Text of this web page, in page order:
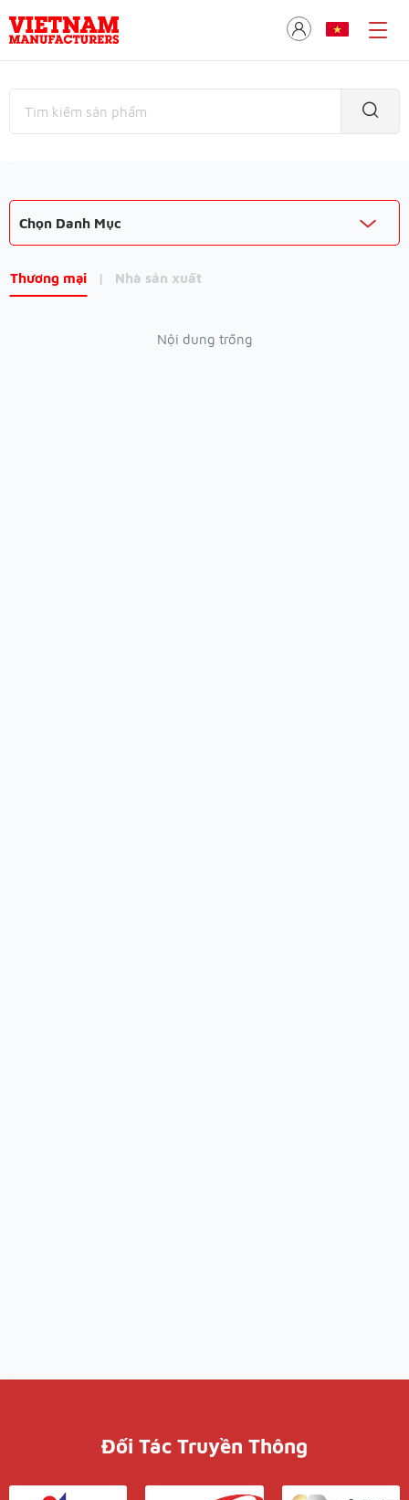
Chọn Danh Mục
Thương mại | Nhà sản xuất
Nội dung trống
Đối Tác Truyền Thông